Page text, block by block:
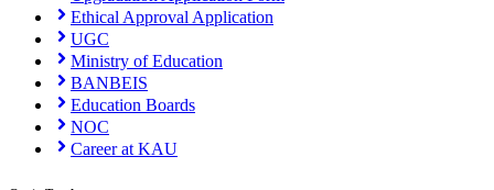
Ethical Approval Application
UGC
Ministry of Education
BANBEIS
Education Boards
NOC
Career at KAU